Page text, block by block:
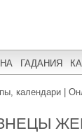
ГАДАНИЯ
календари |